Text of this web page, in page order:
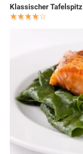
Klassischer Tafelspitz